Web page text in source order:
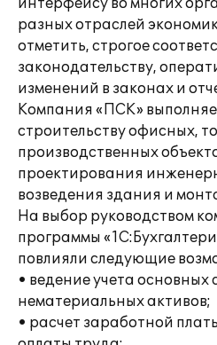
интерфейсу во многих
разных отраслей
отметить, строгое
законодательству,
изменений в законах и
Компания «ПСК»
строительству офисных,
производственных
проектирования
возведения здания и
На выбор руководством
программы
повлияли следующие
• ведение учета основных
нематериальных активов;
• расчет заработной